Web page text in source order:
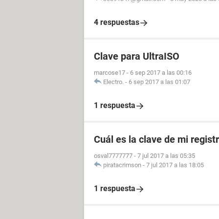
4 respuestas
Clave para UltraISO
marcose17 - 6 sep 2017 a las 00:16
Electro. - 6 sep 2017 a las 01:07
1 respuesta
Cuál es la clave de mi
osval7777777 - 7 jul 2017 a las 05:35
piratacrimson - 7 jul 2017 a las 18:05
1 respuesta